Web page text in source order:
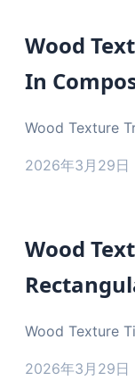
Wood
In
Wood Texture
2026年3月29日
Wood
Wood Texture
2026年3月29日